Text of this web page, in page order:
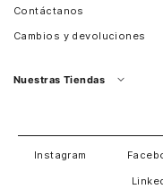
Contáctanos
Cambios y devoluciones
Nuestras Tiendas
Instagram